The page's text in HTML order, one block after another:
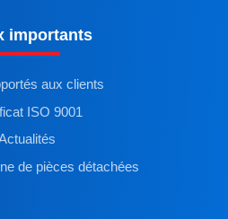
importants
aux clients
ISO 9001
de pièces détachées